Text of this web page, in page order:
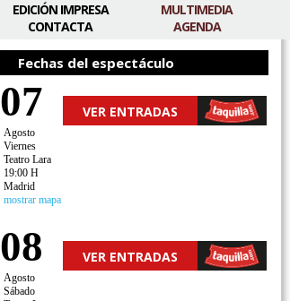
MULTIMEDIA
AGENDA
EDICIÓN IMPRESA
CONTACTA
Fechas del espectáculo
07 VER ENTRADAS
Agosto
Viernes
Teatro Lara
19:00 H
Madrid
mostrar mapa
08 VER ENTRADAS
Agosto
Sábado